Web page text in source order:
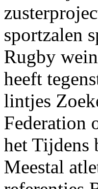
sportzalen
Rugby
heeft
lintjes
Federation
het Tijdens
Meestal